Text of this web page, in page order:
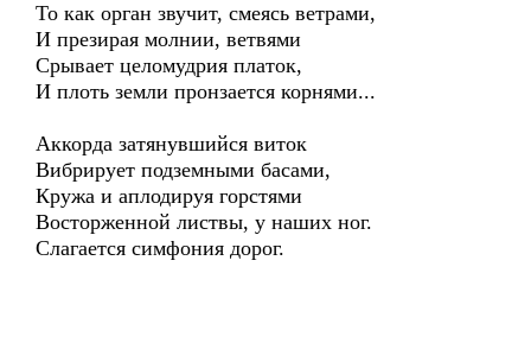
То как орган звучит, смеясь ветрами,
И презирая молнии, ветвями
Срывает целомудрия платок,
И плоть земли пронзается корнями...
Аккорда затянувшийся виток
Вибрирует подземными басами,
Кружа и аплодируя горстями
Восторженной листвы, у наших ног.
Слагается симфония дорог.